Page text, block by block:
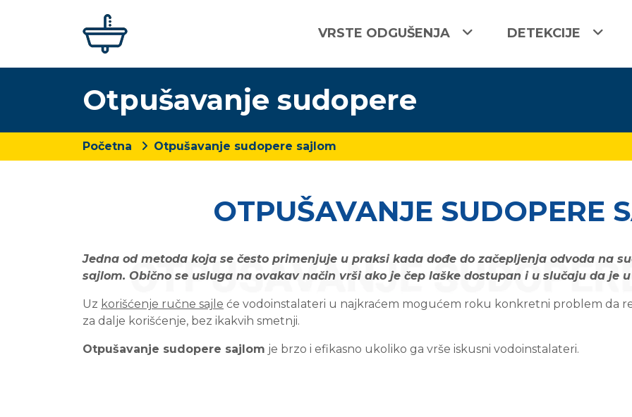
VRSTE ODGUŠENJA DETEKCIJE
Otpušavanje sudopere
Početna Otpušavanje sudopere sajlom
OTPUŠAVANJE SUDOPERE
Jedna od metoda koja se često primenjuje u praksi kada dođe do začepljenja odvoda na
sajlom. Obično se usluga na ovakav način vrši ako je čep laške dostupan i u slučaju da je
Uz korišćenje ručne sajle će vodoinstalateri u najkraćem mogućem roku konkretni problem da
za dalje korišćenje, bez ikakvih smetnji.
Otpušavanje sudopere sajlom je brzo i efikasno ukoliko ga vrše iskusni vodoinstalateri.